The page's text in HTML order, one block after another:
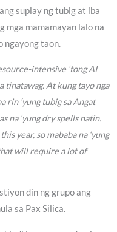
suplay ng tubig at iba
mga mamamayan lalo na
ngayong taon.
intensive ‘tong AI
tinatawag. At kung tayo nga
rin ‘yung tubig sa Angat
na ‘yung dry spells natin.
year, so mababa na ‘yung
will require a lot of
din ng grupo ang
sa Pax Silica.